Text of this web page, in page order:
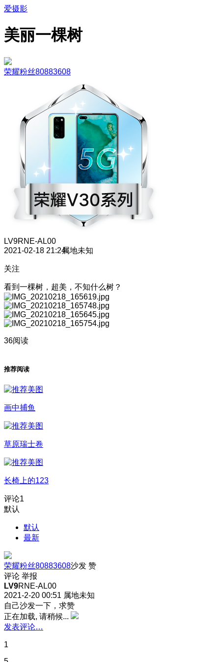
爱摄影
美丽一棵树
荣耀粉丝80883608
LV9RNE-AL00
2021-02-18 21:24属地未知
关注
看到一棵树，超美，不知什么树？
36阅读
推荐阅读
画中捕鱼
草原瑞士卷
长椅上的123
评论1
默认
默认
最新
荣耀粉丝80883608沙发 赞
评论 举报
LV9RNE-AL00
2021-2-20 00:51 属地未知
自己沙发一下，求赞
正在加载, 请稍候...
发表评论…
1